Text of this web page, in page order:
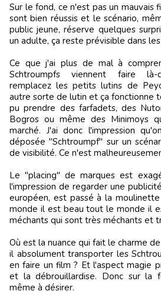
Sur le fond, ce n'est pas un mauvais
sont bien réussis et le scénario,
public jeune, réserve quelques
un adulte, ça reste prévisible dans
Ce que j'ai plus de mal à
Schtroumpfs viennent faire là-
remplacez les petits lutins de
autre sorte de lutin et ça fonctionne
pu prendre des farfadets, des
Bogros ou même des Minimoys
marché. J'ai donc l'impression
déposée "Schtroumpf" sur un
de visibilité. Ce n'est
Le "placing" de marques est
l'impression de regarder une
européen, est passé à la
monde il est beau tout le monde il
méchants qui sont très méchants et
Où est la nuance qui fait le charme
il absolument transporter les
en faire un film ? Et l'aspect magie
et la débrouillardise. Donc sur la
même à désirer.